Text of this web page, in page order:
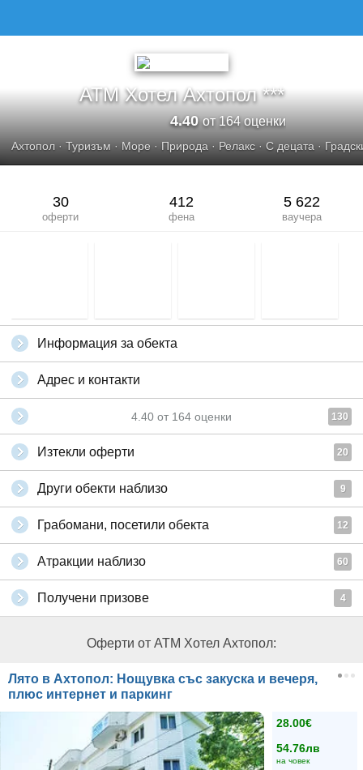
ATM Хотел Ахтопол ***
4.40от 164 оценки
Ахтопол· Туризъм · Море · Природа · Релакс · С децата ·
30
оферти
412
фена
5 622
ваучера
Информация за обекта
Адрес и контакти
4.40 от 164 оценки 130
Изтекли оферти 20
Други обекти наблизо 9
Грабомани, посетили обекта 12
Атракции наблизо 60
Получени призове 4
Оферти от ATM Хотел Ахтопол:
Лято в Ахтопол: Нощувка със закуска и вечеря,
плюс интернет и паркинг
28.00€
54.76лв
на човек